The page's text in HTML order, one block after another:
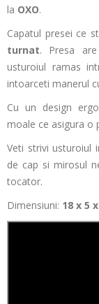
la OXO.
Capatul presei ce
turnat. Presa
usturoiul ramas
intoarceti manerul
Cu un design
moale ce asigura o
Veti strivi usturoiul
de cap si mirosul
tocator.
Dimensiuni: 18 x 5